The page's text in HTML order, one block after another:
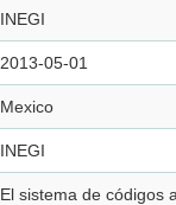
INEGI
2013-05-01
Mexico
INEGI
El sistema de códigos